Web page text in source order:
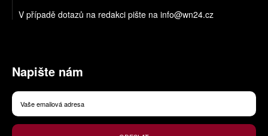
V případě dotazů na redakci pište na info@wn24.cz
Napište nám